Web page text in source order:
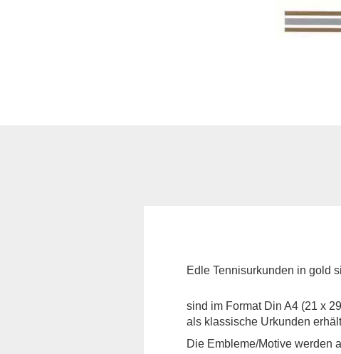
Edle Tennisurkunden in gold
sind im Format Din A4 (21 x
als klassische Urkunden
Die Embleme/Motive werden